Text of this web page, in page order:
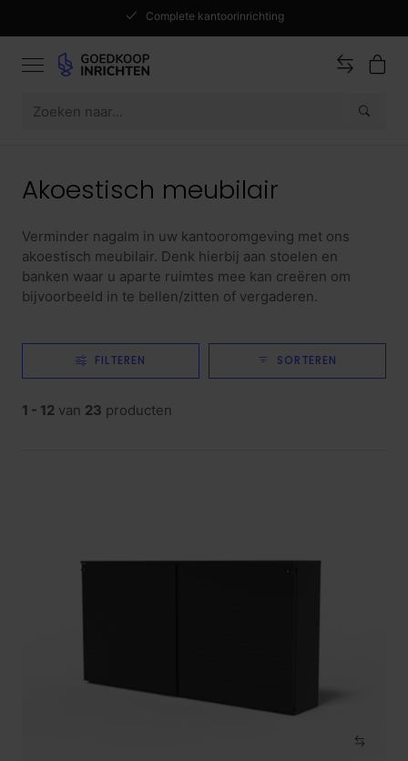
Complete kantoorinrichting
Akoestisch meubilair
Verminder nagalm in uw kantooromgeving met ons
akoestisch meubilair. Denk hierbij aan stoelen en
banken waar u aparte ruimtes mee kan creëren om
bijvoorbeeld in te bellen/zitten of vergaderen.
FILTEREN SORTEREN
1 - 12 van 23 producten